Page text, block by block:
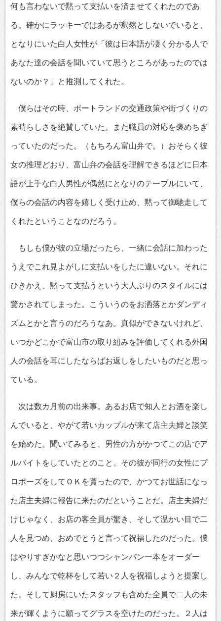
何も言わないで黙って支払いを済ませてくれたのであ
る。確かにラッキーではあるが釈然としないでいると、
となりにいた白人女性が「彼は日本語が凄く分かる人で
あなた達の会話を聞いていて思うところがあったのでは
ないのか？」と推測してくれた。
僕らはその時、ポートランドの交通政策や街づくりの
素晴らしさを絶賛していた。また職員の対応を褒めちぎ
っていたのだった。（もちろん富山弁で。）おそらく彼
女の推理どおり、富山弁の会話を理解できるほどに日本
語が上手な白人男性が偶然にとなりのテーブルにいて、
僕らの会話の内容を嬉しく受け止め、黙って御馳走して
くれたということなのだろう。
もしも僕が彼の立場だったら、一緒に会話に加わった
うえでこれ見よがしに支払いをしたに違いない。それに
ひきかえ、黙って支払うという大人ぶりのスタイルには
驚かされてしまった。こういうのをお洒落とかダンディ
ズムとかと言うのだろうなあ。真似ができないけれど、
いつかどこかで富山市の取り組みを評価してくれる外国
人の会話を耳にしたならばお返しをしたいものだと思っ
ている。
次は数カ月前の出来事。あるお店で知人とお酒を楽し
んでいると、やがて若いカップルが来て店主夫婦と談笑
を始めた。聞いてみると、男性の方がかつてこの店でア
ルバイトをしていたとのこと。その彼が同行の女性にプ
ロポーズをしてＯＫを貰ったので、かつてお世話になっ
た店主夫婦に報告に来たのだということだ。店主夫婦だ
けじゃなく、お店の客全員が驚き、そして温かい目で二
人を見つめ、おめでとうと言って祝福したのだった。僕
はやりすぎかなと思いつつシャンパン一本をオーダー
し、みんなで乾杯をして若い２人を祝福しようと提案し
た。そして厨房にいたスタッフも含めた全員で二人の未
来が輝くように願ってグラスを空けたのだった。２人は